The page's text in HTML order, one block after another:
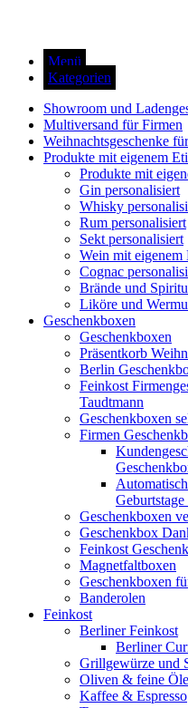
Menü
Kategorien
Showroom und
Multiversand für Firmen
Weihnachtsgeschenke
Produkte mit eigenem
Produkte mit
Gin personalisiert
Whisky
Rum personalisiert
Sekt personalisiert
Wein mit eigenem
Cognac
Brände und
Liköre und
Geschenkboxen
Geschenkboxen
Präsentkorb
Berlin
Feinkost
Taudtmann
Geschenkboxen
Firmen
Geschenkboxen
Geschenkbox
Feinkost
Magnetfaltboxen
Geschenkboxen
Banderolen
Feinkost
Berliner Feinkost
Berliner
Grillgewürze und
Oliven & feine Öle
Kaffee & Espresso